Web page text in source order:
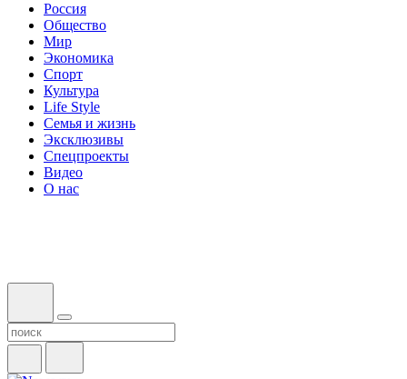
Россия
Общество
Мир
Экономика
Спорт
Культура
Life Style
Семья и жизнь
Эксклюзивы
Спецпроекты
Видео
О нас